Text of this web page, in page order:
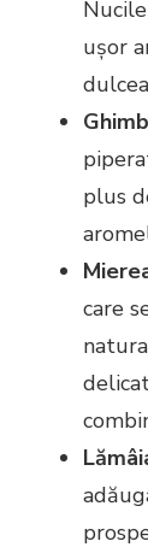
ușor
plus
care